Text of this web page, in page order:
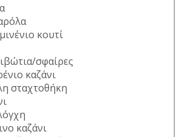
κουτί
σφαίρες
καζάνι
σταχτοθήκη
καζάνι